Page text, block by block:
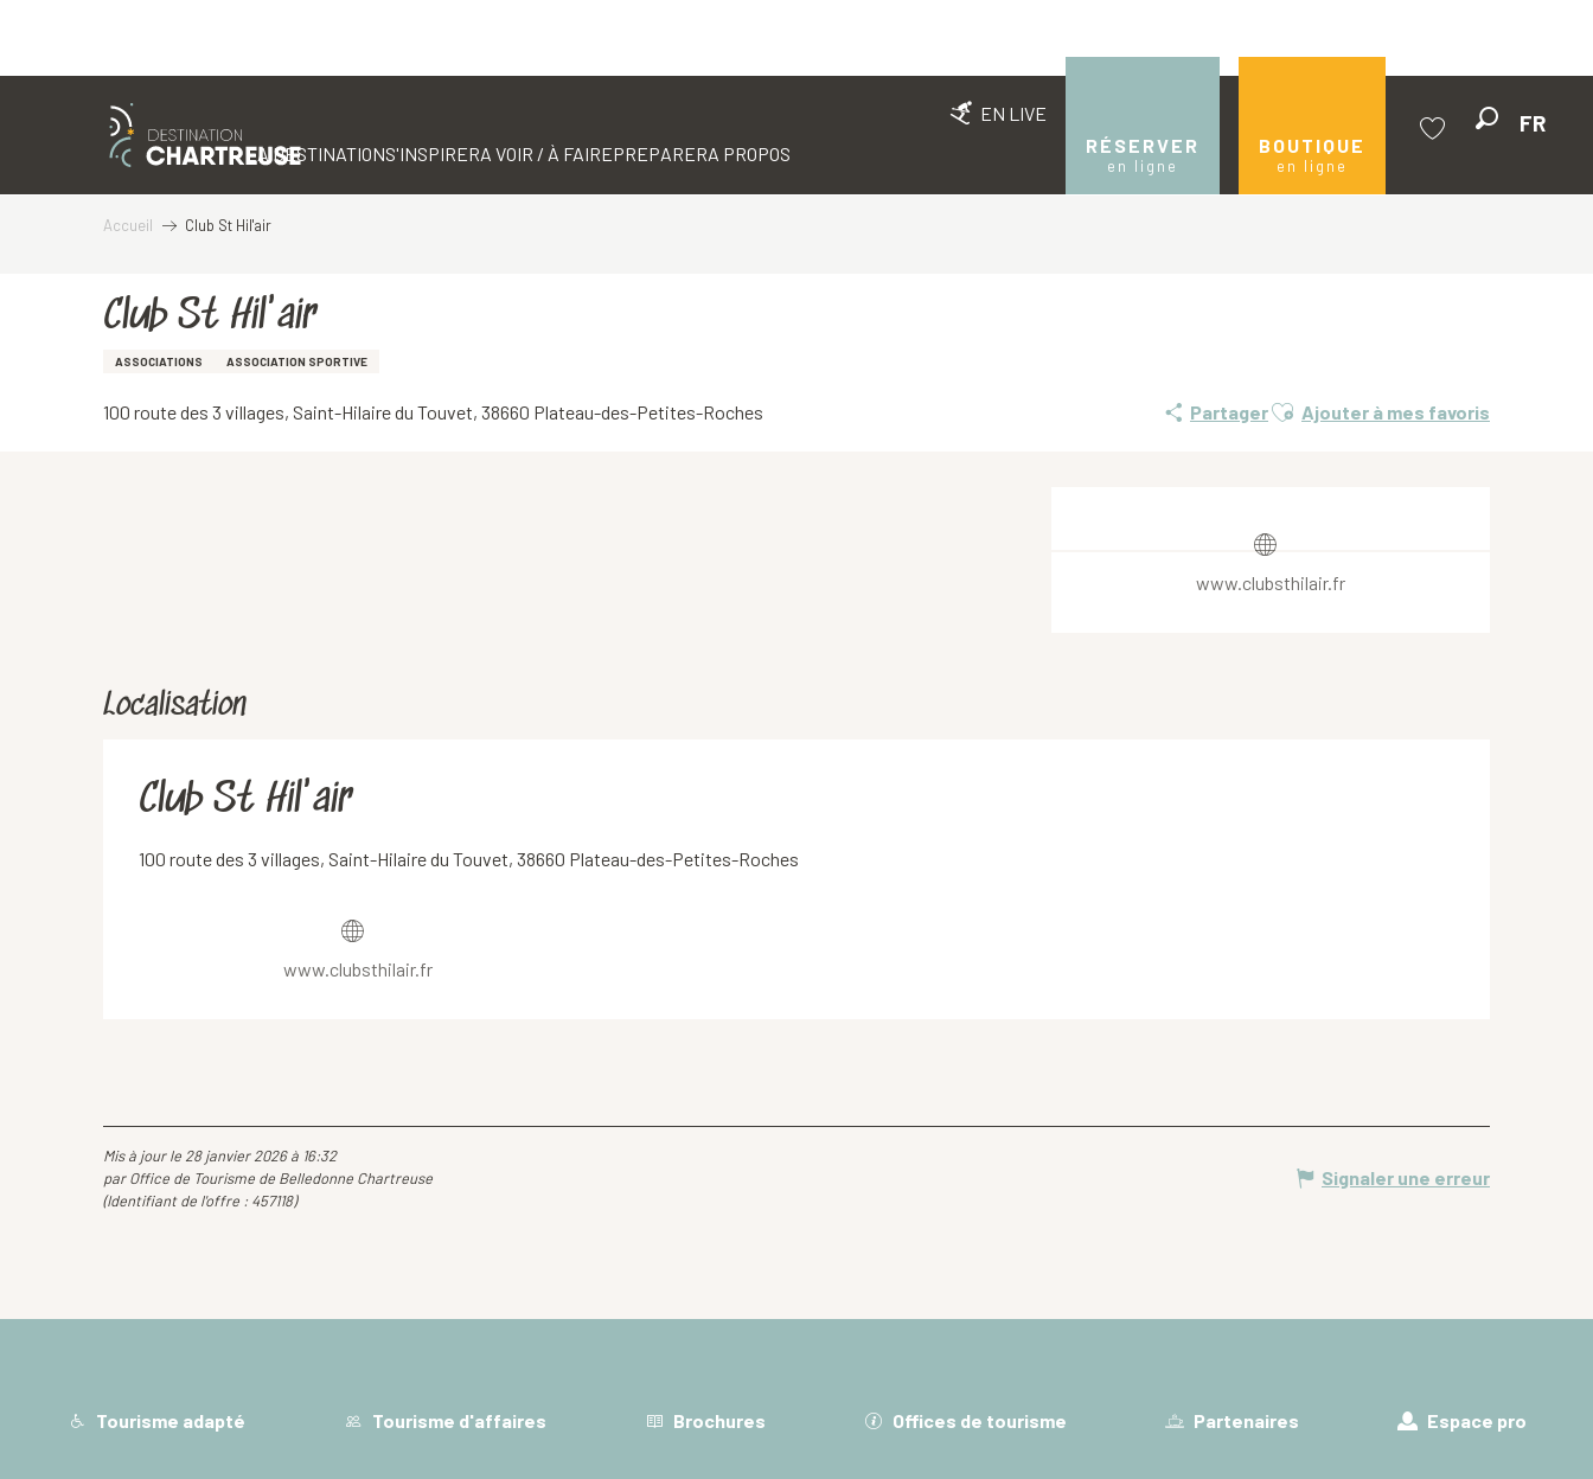
EN LIVE
RÉSERVER
en ligne
BOUTIQUE
en ligne
FR
LA DESTINATIONS'INSPIRERA VOIR / À FAIREPREPARERA PROPOS
Accueil Club St Hil'air
Club St Hil'air
ASSOCIATIONS ASSOCIATION SPORTIVE
100 route des 3 villages, Saint-Hilaire du Touvet, 38660 Plateau-des-Petites-Roches PartagerAjouter aux favoris
Ajouter à mes favoris
Ouverture et coordonnées
www.clubsthilair.fr
Localisation
Club St Hil'air
100 route des 3 villages, Saint-Hilaire du Touvet, 38660 Plateau-des-Petites-Roches
www.clubsthilair.fr
Mis à jour le 28 janvier 2026 à 16:32
par Office de Tourisme de Belledonne Chartreuse
(Identifiant de l'offre : 457118)
Signaler une erreur
Tourisme adapté Tourisme d'affaires Brochures Offices de tourisme Partenaires Espace pro